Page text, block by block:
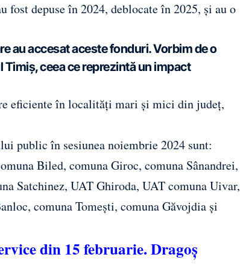
fost depuse în 2024, deblocate în 2025, și au o
au accesat aceste fonduri. Vorbim de o
ceea ce reprezintă un impact
eficiente în localități mari și mici din județ,
public în sesiunea noiembrie 2024 sunt:
Biled, comuna Giroc, comuna Sânandrei,
Satchinez, UAT Ghiroda, UAT comuna Uivar,
comuna Tomești, comuna Găvojdia și
din 15 februarie. Dragoș